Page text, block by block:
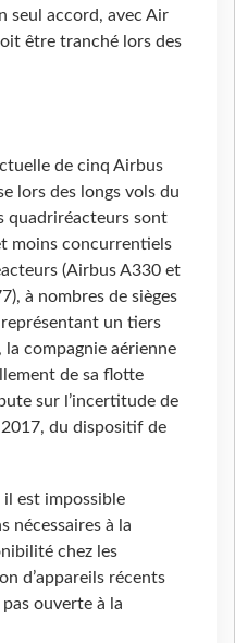
seul accord, avec Air
être tranché lors des
de cinq Airbus
lors des longs vols du
quadriréacteurs sont
moins concurrentiels
(Airbus A330 et
à nombres de sièges
un tiers
la compagnie aérienne
de sa flotte
sur l’incertitude de
du dispositif de
il est impossible
nécessaires à la
chez les
d’appareils récents
pas ouverte à la